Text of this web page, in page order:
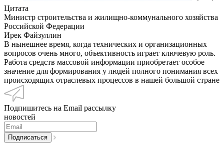
Цитата
Министр строительства и жилищно-коммунального хозяйства
Российской Федерации
Ирек Файзуллин
В нынешнее время, когда технических и организационных
вопросов очень много, объективность играет ключевую роль.
Работа средств массовой информации приобретает особое
значение для формирования у людей полного понимания всех
происходящих отраслевых процессов в нашей большой стране
Подпишитесь на Email рассылку
новостей